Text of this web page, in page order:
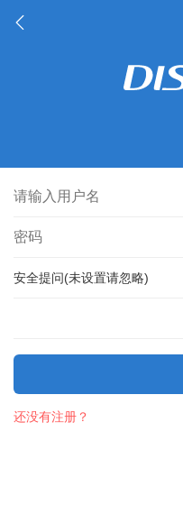
安全提问(未设置请忽略)
还没有注册？